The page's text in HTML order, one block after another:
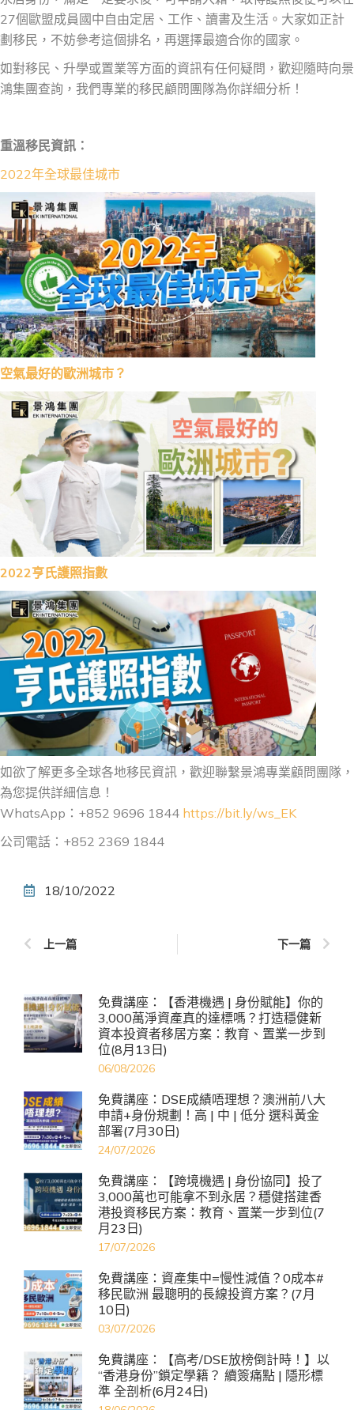
27個歐盟成員國中自由定居、工作、讀書及生活。大家如正計
劃移民，不妨參考這個排名，再選擇最適合你的國家。
如對移民、升學或置業等方面的資訊有任何疑問，歡迎隨時向景
鴻集團查詢，我們專業的移民顧問團隊為你詳細分析！
重溫移民資訊：
2022年全球最佳城市
空氣最好的歐洲城市？
2022亨氏護照指數
如欲了解更多全球各地移民資訊，歡迎聯繫景鴻專業顧問團隊，
為您提供詳細信息！
WhatsApp：+852 9696 1844 https://bit.ly/ws_EK
公司電話：+852 2369 1844
18/10/2022
上一篇 下一篇
免費講座：【香港機遇 | 身份賦能】你的
3,000萬淨資產真的達標嗎？打造穩健新
資本投資者移居方案：教育、置業一步到
位(8月13日)
06/08/2026
免費講座：DSE成績唔理想？澳洲前八大
申請+身份規劃！高 | 中 | 低分 選科黃金
部署(7月30日)
24/07/2026
免費講座：【跨境機遇 | 身份協同】投了
3,000萬也可能拿不到永居？穩健搭建香
港投資移民方案：教育、置業一步到位(7
月23日)
17/07/2026
免費講座：資產集中=慢性減值？0成本#
移民歐洲 最聰明的長線投資方案？(7月
10日)
03/07/2026
免費講座：【高考/DSE放榜倒計時！】以
“香港身份”鎖定學籍？ 續簽痛點 | 隱形標
準 全剖析(6月24日)